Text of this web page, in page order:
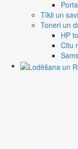
Tīkli un
Toneri un
HP
Citu